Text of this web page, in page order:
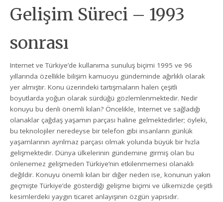
Gelişim Süreci – 1993
sonrası
Internet ve Türkiye’de kullanıma sunuluş biçimi 1995 ve 96
yıllarında özellikle bilişim kamuoyu gündeminde ağırlıklı olarak
yer almıştır. Konu üzerindeki tartışmaların halen çeşitli
boyutlarda yoğun olarak sürdüğü gözlemlenmektedir. Nedir
konuyu bu denli önemli kılan? Öncelikle, Internet ve sağladığı
olanaklar çağdaş yaşamın parçası haline gelmektedirler; öyleki,
bu teknolojiler neredeyse bir telefon gibi insanların günlük
yaşamlarının ayrılmaz parçası olmak yolunda büyük bir hızla
gelişmektedir. Dünya ülkelerinin gündemine girmiş olan bu
önlenemez gelişmeden Türkiye’nin etkilenmemesi olanaklı
değildir. Konuyu önemli kılan bir diğer neden ise, konunun yakın
geçmişte Türkiye’de gösterdiği gelişme biçimi ve ülkemizde çeşitli
kesimlerdeki yaygın ticaret anlayışının özgün yapısıdır.